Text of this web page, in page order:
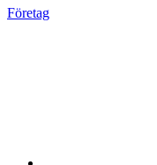
Företag